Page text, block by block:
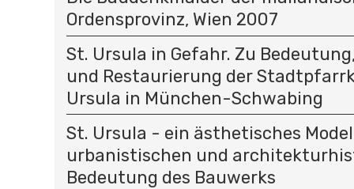
Ordensprovinz, Wien 2007
St. Ursula in Gefahr. Zu
und Restaurierung der
Ursula in München-Schwabing
St. Ursula - ein ästhetisches
urbanistischen und
Bedeutung des Bauwerks